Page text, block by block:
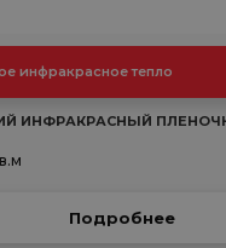
инфракрасное тепло
ИНФРАКРАСНЫЙ
Подробнее